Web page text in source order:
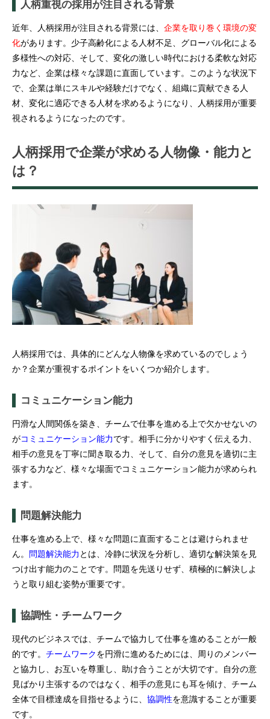
人柄重視の採用が注目される背景
近年、人柄採用が注目される背景には、 企業を取り巻く環境の変
化があります。少子高齢化による人材不足、グローバル化による
多様性への対応、そして、変化の激しい時代における柔軟な対応
力など、企業は様々な課題に直面しています。このような状況下
で、企業は単にスキルや経験だけでなく、組織に貢献できる人
材、変化に適応できる人材を求めるようになり、人柄採用が重要
視されるようになったのです。
人柄採用で企業が求める人物像・能力と
は？
人柄採用では、具体的にどんな人物像を求めているのでしょう
か？企業が重視するポイントをいくつか紹介します。
コミュニケーション能力
円滑な人間関係を築き、チームで仕事を進める上で欠かせないの
がコミュニケーション能力です。相手に分かりやすく伝える力、
相手の意見を丁寧に聞き取る力、そして、自分の意見を適切に主
張する力など、様々な場面でコミュニケーション能力が求められ
ます。
問題解決能力
仕事を進める上で、様々な問題に直面することは避けられませ
ん。
問題解決能力 とは、冷静に状況を分析し、適切な解決策を見
つけ出す能力のことです。問題を先送りせず、積極的に解決しよ
うと取り組む姿勢が重要です。
協調性・チームワーク
現代のビジネスでは、チームで協力して仕事を進めることが一般
的です。 チームワークを円滑に進めるためには、周りのメンバー
と協力し、お互いを尊重し、助け合うことが大切です。自分の意
見ばかり主張するのではなく、相手の意見にも耳を傾け、チーム
全体で目標達成を目指せるように、 協調性を意識することが重要
です。